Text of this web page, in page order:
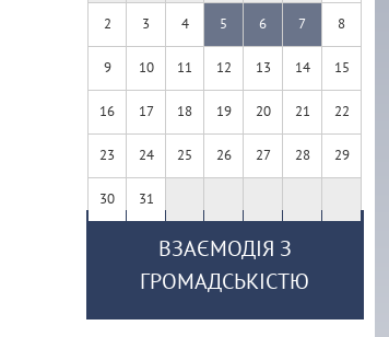
2 3 4 5 6 7 8
9 10 11 12 13 14 15
16 17 18 19 20 21 22
23 24 25 26 27 28 29
30 31
ВЗАЄМОДІЯ З
ГРОМАДСЬКІСТЮ